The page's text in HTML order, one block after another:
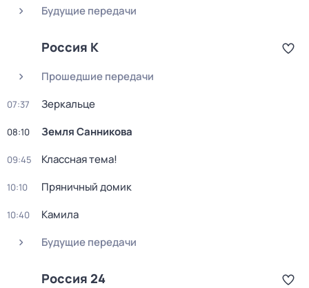
Будущие передачи
Россия К
Прошедшие передачи
07:37 Зеркальце
08:10 Земля Санникова
09:45 Классная тема!
10:10 Пряничный домик
10:40
Камила
Будущие передачи
Россия 24